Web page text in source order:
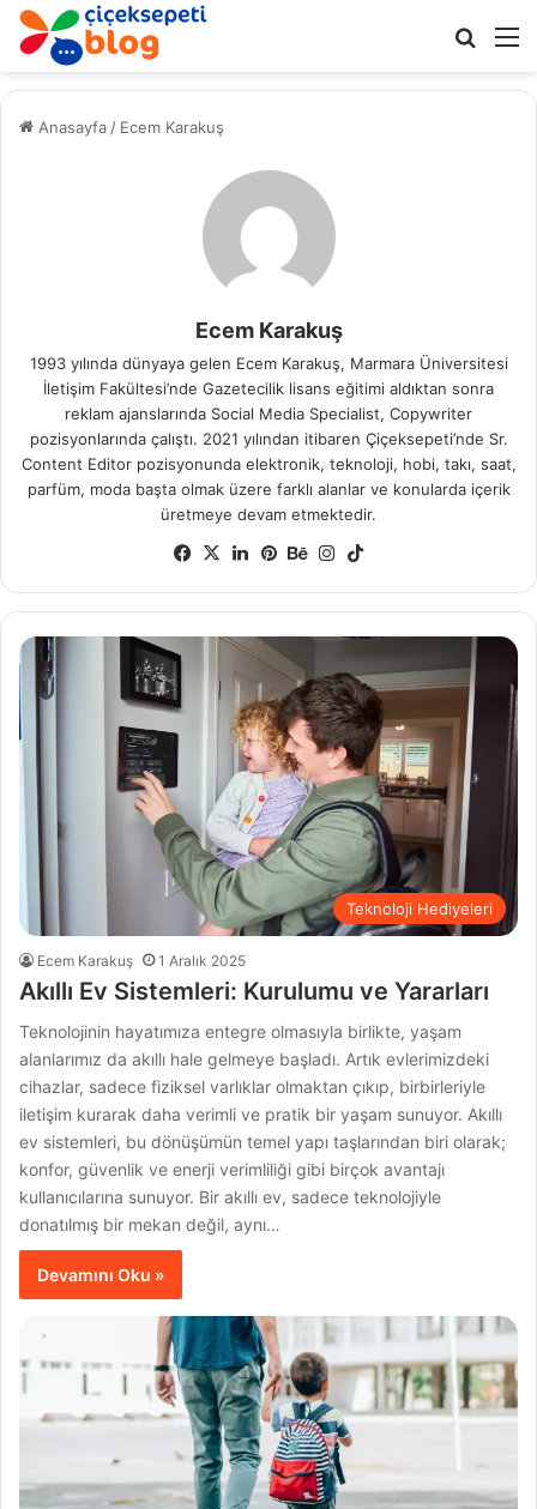
Anasayfa / Ecem Karakuş
Ecem Karakuş
1993 yılında dünyaya gelen Ecem Karakuş, Marmara Üniversitesi
İletişim Fakültesi’nde Gazetecilik lisans eğitimi aldıktan sonra
reklam ajanslarında Social Media Specialist, Copywriter
pozisyonlarında çalıştı. 2021 yılından itibaren Çiçeksepeti’nde Sr.
Content Editor pozisyonunda elektronik, teknoloji, hobi, takı, saat,
parfüm, moda başta olmak üzere farklı alanlar ve konularda içerik
üretmeye devam etmektedir.
Facebook
X LinkedIn
Pinterest
BehanceInstagram
Teknoloji Hediyeleri
Ecem Karakuş 1 Aralık 2025
Akıllı Ev Sistemleri: Kurulumu ve Yararları
Teknolojinin hayatımıza entegre olmasıyla birlikte, yaşam
alanlarımız da akıllı hale gelmeye başladı. Artık evlerimizdeki
cihazlar, sadece fiziksel varlıklar olmaktan çıkıp, birbirleriyle
iletişim kurarak daha verimli ve pratik bir yaşam sunuyor. Akıllı
ev sistemleri, bu dönüşümün temel yapı taşlarından biri olarak;
konfor, güvenlik ve enerji verimliliği gibi birçok avantajı
kullanıcılarına sunuyor. Bir akıllı ev, sadece teknolojiyle
donatılmış bir mekan değil, aynı…
Devamını Oku »